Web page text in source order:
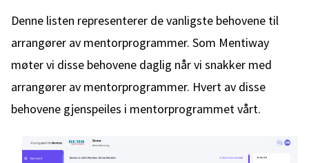
Denne listen representerer de vanligste behovene til
arrangører av mentorprogrammer. Som Mentiway
møter vi disse behovene daglig når vi snakker med
arrangører av mentorprogrammer. Hvert av disse
behovene gjenspeiles i mentorprogrammet vårt.